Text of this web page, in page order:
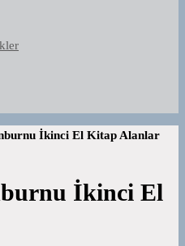
İkinci El Kitap Alanlar
İkinci El